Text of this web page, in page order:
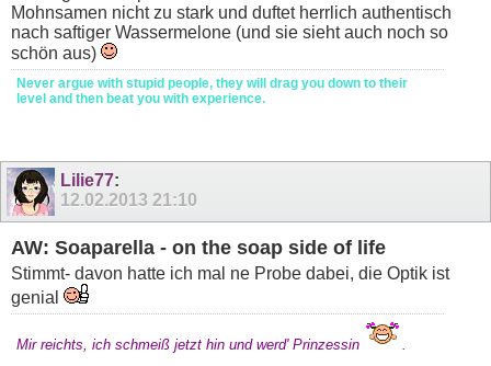
Mohnsamen nicht zu stark und duftet herrlich authentisch
nach saftiger Wassermelone (und sie sieht auch noch so
schön aus)
Never argue with stupid people, they will drag you down to their
level and then beat you with experience.
Lilie77:
12.02.2013 21:10
AW: Soaparella - on the soap side of life
Stimmt- davon hatte ich mal ne Probe dabei, die Optik ist
genial
Mir reichts, ich schmeiß jetzt hin und werd' Prinzessin